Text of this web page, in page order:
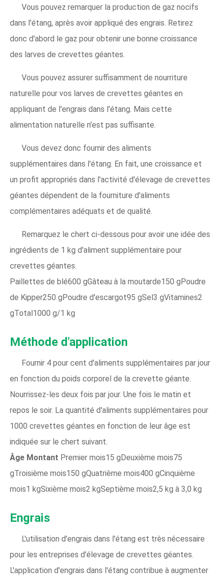
Vous pouvez remarquer la production de gaz nocifs
dans l'étang, après avoir appliqué des engrais. Retirez
donc d'abord le gaz pour obtenir une bonne croissance
des larves de crevettes géantes.
Vous pouvez assurer suffisamment de nourriture
naturelle pour vos larves de crevettes géantes en
appliquant de l'engrais dans l'étang. Mais cette
alimentation naturelle n'est pas suffisante.
Vous devez donc fournir des aliments
supplémentaires dans l'étang. En fait, une croissance et
un profit appropriés dans l'activité d'élevage de crevettes
géantes dépendent de la fourniture d'aliments
complémentaires adéquats et de qualité.
Remarquez le chert ci-dessous pour avoir une idée des
ingrédients de 1 kg d'aliment supplémentaire pour
crevettes géantes.
Paillettes de blé600 gGâteau à la moutarde150 gPoudre
de Kipper250 gPoudre d'escargot95 gSel3 gVitamines2
gTotal1000 g/1 kg
Méthode d'application
Fournir 4 pour cent d'aliments supplémentaires par jour
en fonction du poids corporel de la crevette géante.
Nourrissez-les deux fois par jour. Une fois le matin et
repos le soir. La quantité d'aliments supplémentaires pour
1000 crevettes géantes en fonction de leur âge est
indiquée sur le chert suivant.
Âge Montant Premier mois15 gDeuxième mois75
gTroisième mois150 gQuatrième mois400 gCinquième
mois1 kgSixième mois2 kgSeptième mois2,5 kg à 3,0 kg
Engrais
L'utilisation d'engrais dans l'étang est très nécessaire
pour les entreprises d'élevage de crevettes géantes.
L'application d'engrais dans l'étang contribue à augmenter